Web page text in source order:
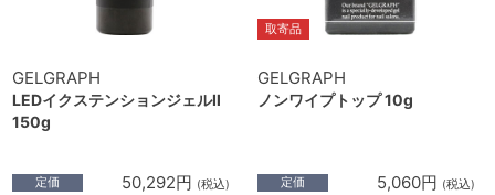
GELGRAPH
LEDイクステンションジェルⅡ
150g
定価 50,292円 (税込)
取寄品
GELGRAPH
ノンワイプトップ 10g
定価 5,060円 (税込)